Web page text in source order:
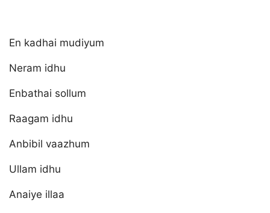
En kadhai mudiyum
Neram idhu
Enbathai sollum
Raagam idhu
Anbibil vaazhum
Ullam idhu
Anaiye illaa